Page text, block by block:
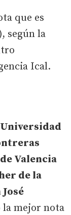
que es
según la
Ical.
Universidad
Valencia
de la
la mejor nota